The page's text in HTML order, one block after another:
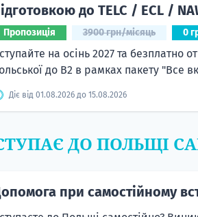
до TELC / ECL /
Пропозиція 3900 грн/місяць 0
на осінь 2027 та безплатно
до B2 в рамках пакету "Все
Діє від 01.08.2026 до 15.08.2026
ДО ПОЛЬЩІ
при самостійному